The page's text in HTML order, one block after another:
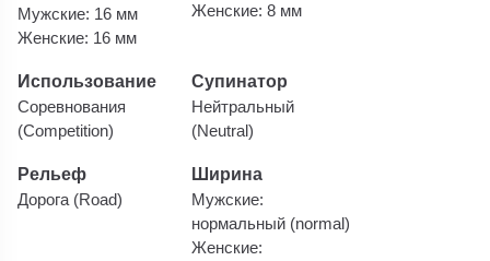
Мужские: 16 мм
Женские: 16 мм
Женские: 8 мм
Использование
Соревнования
(Competition)
Супинатор
Нейтральный
(Neutral)
Рельеф
Дорога (Road)
Ширина
Мужские:
нормальный (normal)
Женские: